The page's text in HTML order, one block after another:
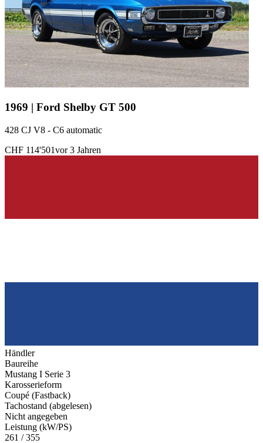
1969 | Ford Shelby GT 500
428 CJ V8 - C6 automatic
CHF 114'501vor 3 Jahren
Händler
Baureihe
Mustang I Serie 3
Karosserieform
Coupé (Fastback)
Tachostand (abgelesen)
Nicht angegeben
Leistung (kW/PS)
261 / 355